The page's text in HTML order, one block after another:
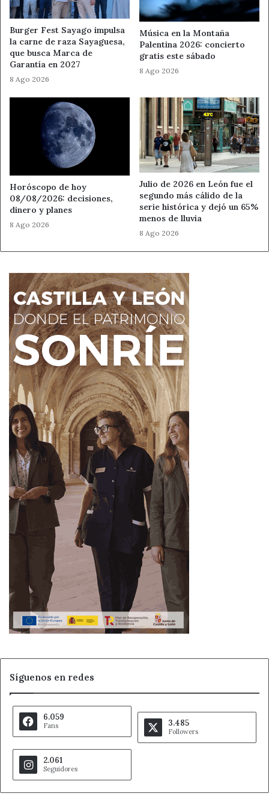
Burger Fest Sayago impulsa
la carne de raza Sayaguesa,
que busca Marca de
Garantía en 2027
8 Ago 2026
Música en la Montaña
Palentina 2026: concierto
gratis este sábado
8 Ago 2026
Horóscopo de hoy
08/08/2026: decisiones,
dinero y planes
8 Ago 2026
Julio de 2026 en León fue el
segundo más cálido de la
serie histórica y dejó un 65%
menos de lluvia
8 Ago 2026
Síguenos en redes
6.059
Fans 3.485
Followers
2.061
Seguidores